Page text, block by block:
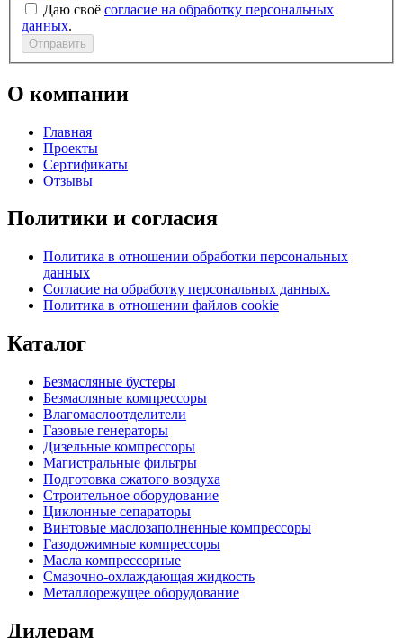
Даю своё согласие на обработку персональных
данных.
Отправить
О компании
Главная
Проекты
Сертификаты
Отзывы
Политики и согласия
Политика в отношении обработки персональных
данных
Согласие на обработку персональных данных.
Политика в отношении файлов cookie
Каталог
Безмасляные бустеры
Безмасляные компрессоры
Влагомаслоотделители
Газовые генераторы
Дизельные компрессоры
Магистральные фильтры
Подготовка сжатого воздуха
Строительное оборудование
Циклонные сепараторы
Винтовые маслозаполненные компрессоры
Газодожимные компрессоры
Масла компрессорные
Смазочно-охлаждающая жидкость
Металлорежущее оборудование
Дилерам